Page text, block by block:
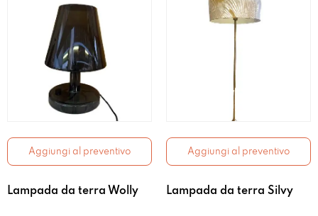
Aggiungi al preventivo Aggiungi al preventivo
Lampada da terra Wolly Lampada da terra Silvy